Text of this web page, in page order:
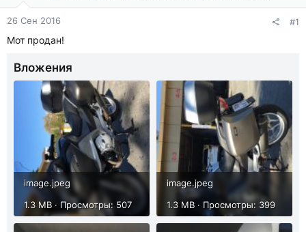
26 Сен 2016 #1
Мот продан!
Вложения
image.jpeg
1.3 MB · Просмотры: 507
image.jpeg
1.3 MB · Просмотры: 399